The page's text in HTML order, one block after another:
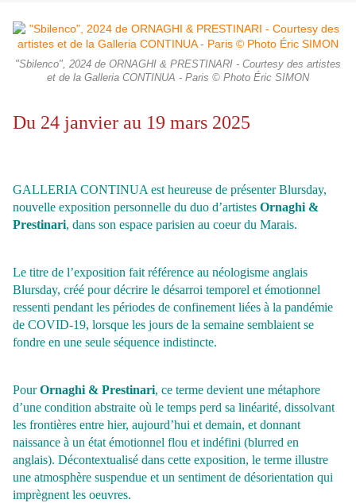
"Sbilenco", 2024 de ORNAGHI & PRESTINARI - Courtesy des artistes
et de la Galleria CONTINUA - Paris © Photo Éric SIMON
Du 24 janvier au 19 mars 2025
GALLERIA CONTINUA est heureuse de présenter Blursday,
nouvelle exposition personnelle du duo d’artistes Ornaghi &
Prestinari, dans son espace parisien au coeur du Marais.
Le titre de l’exposition fait référence au néologisme anglais
Blursday, créé pour décrire le désarroi temporel et émotionnel
ressenti pendant les périodes de confinement liées à la pandémie
de COVID-19, lorsque les jours de la semaine semblaient se
fondre en une seule séquence indistincte.
PourOrnaghi & Prestinari, ce terme devient une métaphore
d’une condition abstraite où le temps perd sa linéarité, dissolvant
les frontières entre hier, aujourd’hui et demain, et donnant
naissance à un état émotionnel flou et indéfini (blurred en
anglais). Décontextualisé dans cette exposition, le terme illustre
une atmosphère suspendue et un sentiment de désorientation qui
imprègnent les oeuvres.